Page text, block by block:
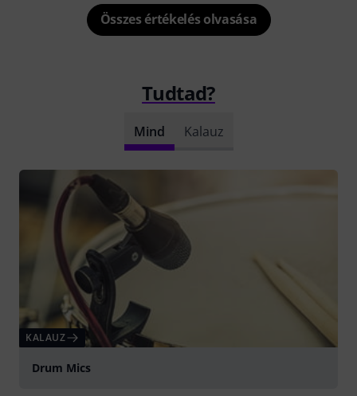
Összes értékelés olvasása
Tudtad?
Mind Kalauz
KALAUZ
Drum Mics